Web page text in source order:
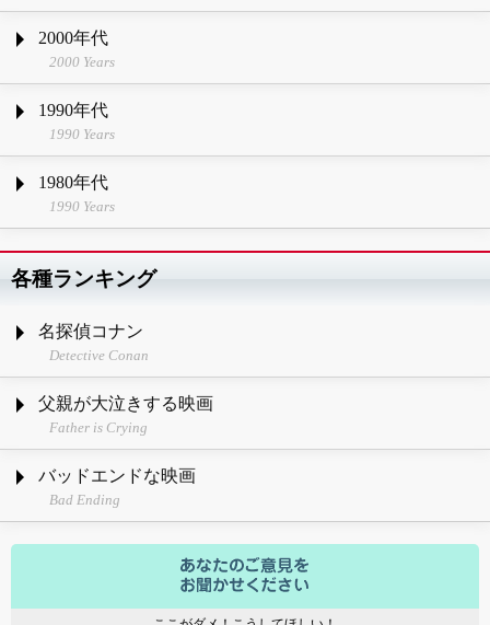
2000年代
2000 Years
1990年代
1990 Years
1980年代
1990 Years
各種ランキング
名探偵コナン
Detective Conan
父親が大泣きする映画
Father is Crying
バッドエンドな映画
Bad Ending